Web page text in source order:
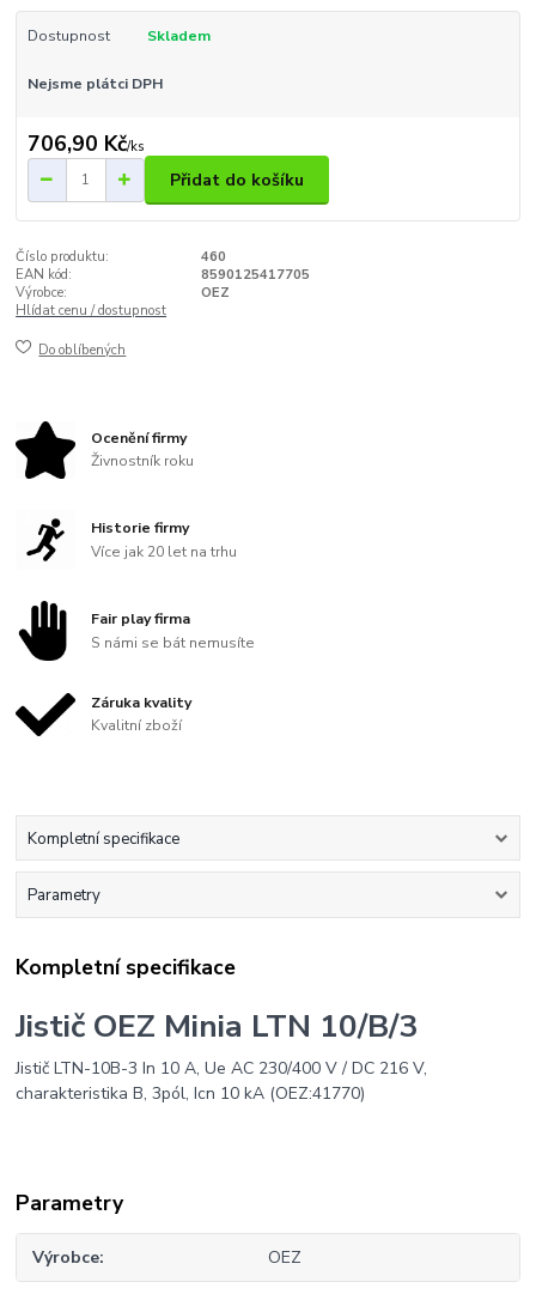
Dostupnost Skladem
Nejsme plátci DPH
706,90 Kč/ks
Přidat do košíku
Číslo produktu:
460
EAN kód:
8590125417705
Výrobce:
OEZ
Hlídat cenu / dostupnost
Do oblíbených
Ocenění firmy
Živnostník roku
Historie firmy
Více jak 20 let na trhu
Fair play firma
S námi se bát nemusíte
Záruka kvality
Kvalitní zboží
Kompletní specifikace
Parametry
Kompletní specifikace
Jistič OEZ Minia LTN 10/B/3
Jistič LTN-10B-3 In 10 A, Ue AC 230/400 V / DC 216 V,
charakteristika B, 3pól, Icn 10 kA (OEZ:41770)
Parametry
Výrobce OEZ